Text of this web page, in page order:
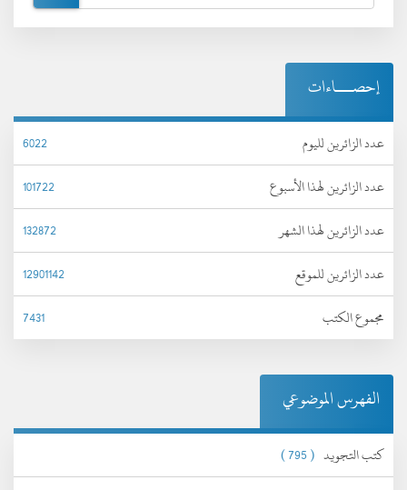
إحصـــاءات
عدد الزائرين لليوم
6022
عدد الزائرين لهذا الأسبوع
101722
عدد الزائرين لهذا الشهر
132872
عدد الزائرين للموقع
12901142
مجموع الكتب
7431
الفهرس الموضوعي
كتب التجويد ( 795 )